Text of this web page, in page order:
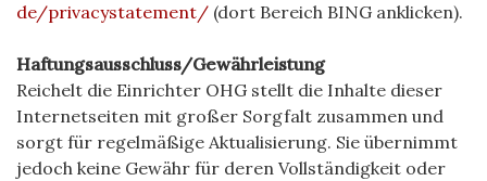
de/privacystatement/ (dort Bereich BING anklicken).
Haftungsausschluss/Gewährleistung
Reichelt die Einrichter OHG stellt die Inhalte dieser
Internetseiten mit großer Sorgfalt zusammen und
sorgt für regelmäßige Aktualisierung. Sie übernimmt
jedoch keine Gewähr für deren Vollständigkeit oder